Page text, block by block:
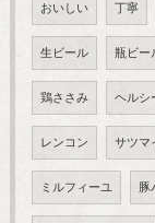
おいしい 丁寧
生ビール 瓶ビー
鶏ささみ ヘルシ
レンコン サツマ
ミルフィーユ 豚